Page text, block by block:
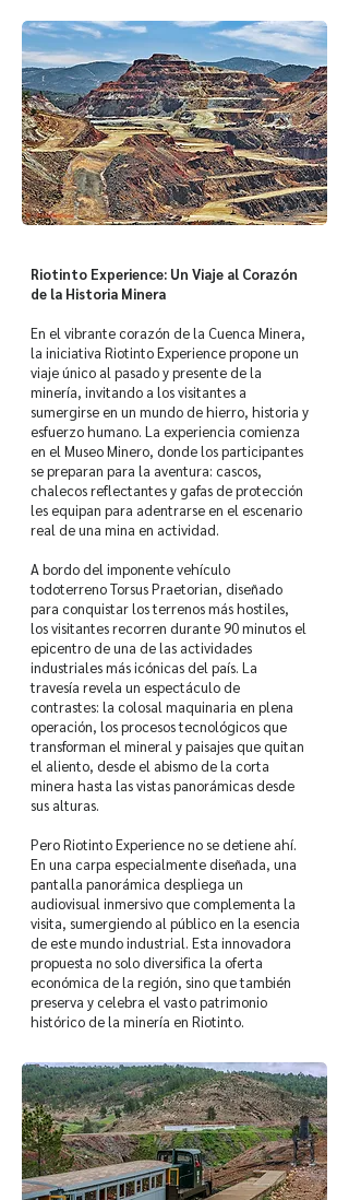
Riotinto Experience: Un Viaje al Corazón
de la Historia Minera
En el vibrante corazón de la Cuenca Minera,
la iniciativa Riotinto Experience propone un
viaje único al pasado y presente de la
minería, invitando a los visitantes a
sumergirse en un mundo de hierro, historia y
esfuerzo humano. La experiencia comienza
en el Museo Minero, donde los participantes
se preparan para la aventura: cascos,
chalecos reflectantes y gafas de protección
les equipan para adentrarse en el escenario
real de una mina en actividad.
A bordo del imponente vehículo
todoterreno Torsus Praetorian, diseñado
para conquistar los terrenos más hostiles,
los visitantes recorren durante 90 minutos el
epicentro de una de las actividades
industriales más icónicas del país. La
travesía revela un espectáculo de
contrastes: la colosal maquinaria en plena
operación, los procesos tecnológicos que
transforman el mineral y paisajes que quitan
el aliento, desde el abismo de la corta
minera hasta las vistas panorámicas desde
sus alturas.
Pero Riotinto Experience no se detiene ahí.
En una carpa especialmente diseñada, una
pantalla panorámica despliega un
audiovisual inmersivo que complementa la
visita, sumergiendo al público en la esencia
de este mundo industrial. Esta innovadora
propuesta no solo diversifica la oferta
económica de la región, sino que también
preserva y celebra el vasto patrimonio
histórico de la minería en Riotinto.